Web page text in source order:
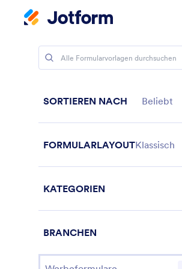
SORTIEREN NACH Beliebt
FORMULARLAYOUTKlassisch
KATEGORIEN
BRANCHEN